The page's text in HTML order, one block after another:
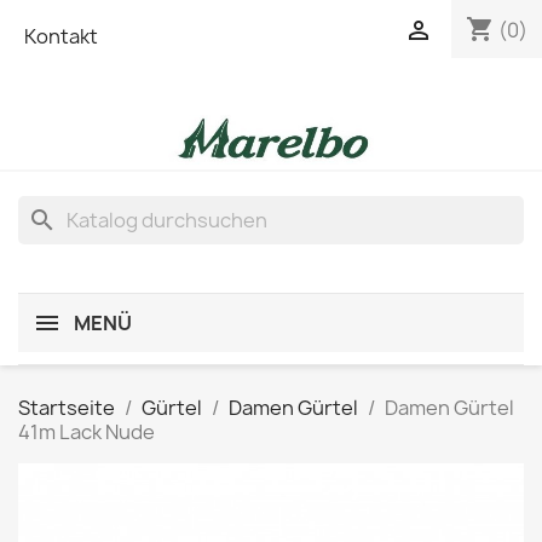
Kontakt shopping_cart (0)

search
MENÜ
Startseite Gürtel Damen Gürtel
Damen Gürtel
41m Lack Nude